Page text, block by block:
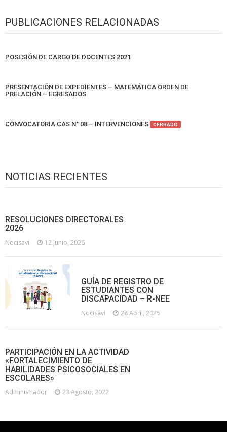
PUBLICACIONES RELACIONADAS
POSESIÓN DE CARGO DE DOCENTES 2021
PRESENTACIÓN DE EXPEDIENTES – MATEMÁTICA ORDEN DE
PRELACIÓN – EGRESADOS
CONVOCATORIA CAS N° 08 – INTERVENCIONES CERRADO
NOTICIAS RECIENTES
RESOLUCIONES DIRECTORALES
2026
Nocisavi 12 Junio, 2026
GUÍA DE REGISTRO DE
ESTUDIANTES CON
DISCAPACIDAD – R-NEE
Nocisavi 28 Abril, 2025
PARTICIPACIÓN EN LA ACTIVIDAD
«FORTALECIMIENTO DE
HABILIDADES PSICOSOCIALES EN
ESCOLARES»
Administrador 23 Agosto, 2022